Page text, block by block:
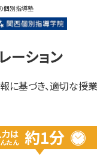
個別指導塾
ーション
に基づき、適切な授
力は
たん 約1分